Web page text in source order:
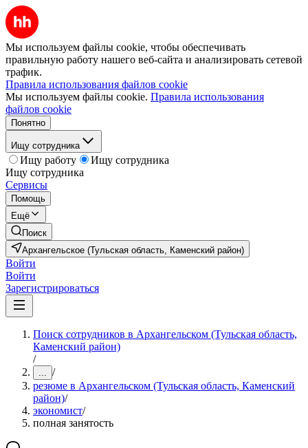
Мы используем файлы cookie, чтобы обеспечивать
правильную работу нашего веб-сайта и анализировать сетевой
трафик.
Правила использования файлов cookie
Мы используем файлы cookie. Правила использования
файлов cookie
Понятно
Ищу сотрудника
Ищу работу
Ищу сотрудника
Ищу сотрудника
Сервисы
Помощь
Ещё
Поиск
Архангельское (Тульская область, Каменский район)
Войти
Войти
Зарегистрироваться
Поиск сотрудников в Архангельском (Тульская область,
Каменский район)
/
... /
резюме в Архангельском (Тульская область, Каменский
район)/
экономист/
полная занятость